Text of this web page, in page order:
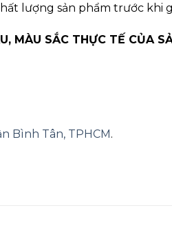
lượng sản phẩm trước khi
MÀU SẮC THỰC TẾ CỦA
Bình Tân, TPHCM.